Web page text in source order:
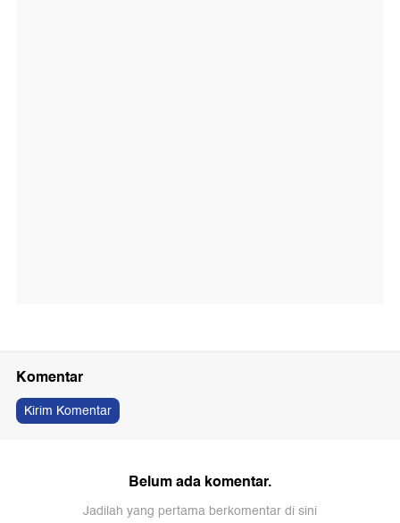
Komentar
Kirim Komentar
Belum ada komentar.
Jadilah yang pertama berkomentar di sini